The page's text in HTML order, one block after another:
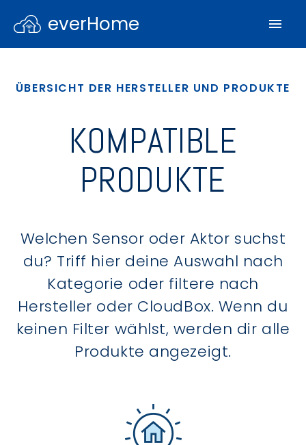
everHome
ÜBERSICHT DER HERSTELLER UND PRODUKTE
KOMPATIBLE
PRODUKTE
Welchen Sensor oder Aktor suchst
du? Triff hier deine Auswahl nach
Kategorie oder filtere nach
Hersteller oder CloudBox. Wenn du
keinen Filter wählst, werden dir alle
Produkte angezeigt.